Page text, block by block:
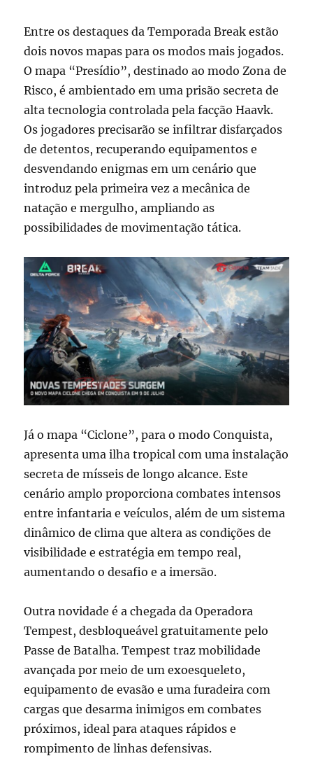
Entre os destaques da Temporada Break estão
dois novos mapas para os modos mais jogados.
O mapa “Presídio”, destinado ao modo Zona de
Risco, é ambientado em uma prisão secreta de
alta tecnologia controlada pela facção Haavk.
Os jogadores precisarão se infiltrar disfarçados
de detentos, recuperando equipamentos e
desvendando enigmas em um cenário que
introduz pela primeira vez a mecânica de
natação e mergulho, ampliando as
possibilidades de movimentação tática.
Já o mapa “Ciclone”, para o modo Conquista,
apresenta uma ilha tropical com uma instalação
secreta de mísseis de longo alcance. Este
cenário amplo proporciona combates intensos
entre infantaria e veículos, além de um sistema
dinâmico de clima que altera as condições de
visibilidade e estratégia em tempo real,
aumentando o desafio e a imersão.
Outra novidade é a chegada da Operadora
Tempest, desbloqueável gratuitamente pelo
Passe de Batalha. Tempest traz mobilidade
avançada por meio de um exoesqueleto,
equipamento de evasão e uma furadeira com
cargas que desarma inimigos em combates
próximos, ideal para ataques rápidos e
rompimento de linhas defensivas.